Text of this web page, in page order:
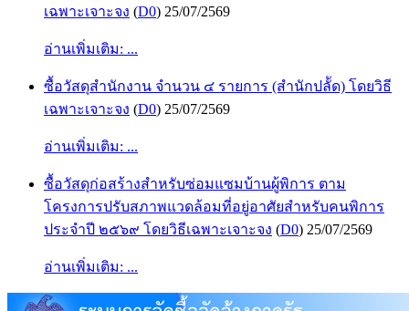
เฉพาะเจาะจง (D0) 25/07/2569
อ่านเพิ่มเติม: ...
ซื้อวัสดุสำนักงาน จำนวน ๔ รายการ (สำนักปลััด) โดยวิธี
เฉพาะเจาะจง (D0) 25/07/2569
อ่านเพิ่มเติม: ...
ซื้อวัสดุก่อสร้างสำหรับซ่อมแซมบ้านผู้พิการ ตาม
โครงการปรับสภาพแวดล้อมที่อยู่อาศัยสำหรับคนพิการ
ประจำปี ๒๕๖๙ โดยวิธีเฉพาะเจาะจง (D0) 25/07/2569
อ่านเพิ่มเติม: ...